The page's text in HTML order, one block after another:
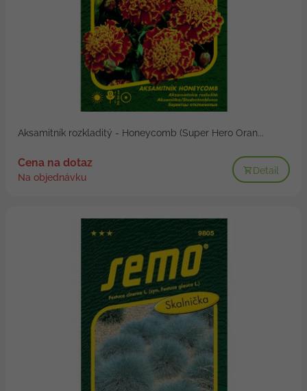
Aksamitník rozkladitý - Honeycomb (Super Hero Oran...
Cena na dotaz
Na objednávku
Detail